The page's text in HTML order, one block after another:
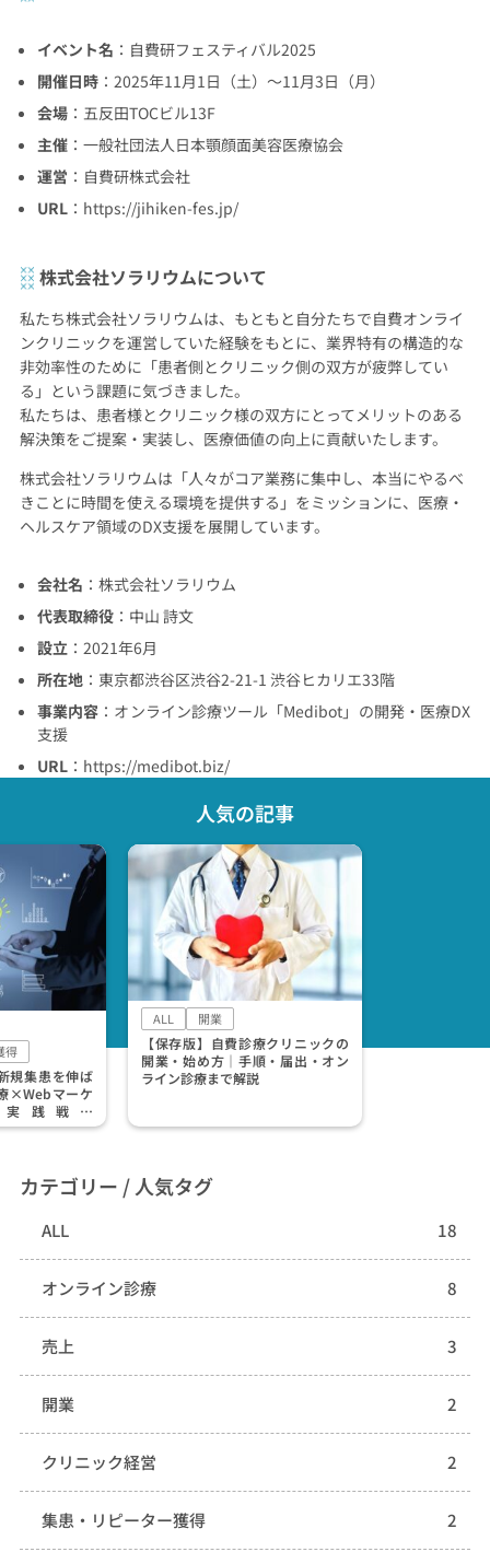
イベント名 ：自費研フェスティバル2025
開催日時 ：2025年11月1日（土）〜11月3日（月）
会場 ：五反田TOCビル13F
主催 ：一般社団法人日本顎顔面美容医療協会
運営 ：自費研株式会社
URL ： https://jihiken-fes.jp/
株式会社ソラリウムについて
私たち株式会社ソラリウムは、もともと自分たちで自費オンライ
ンクリニックを運営していた経験をもとに、業界特有の構造的な
非効率性のために「患者側とクリニック側の双方が疲弊してい
る」という課題に気づきました。
私たちは、患者様とクリニック様の双方にとってメリットのある
解決策をご提案・実装し、医療価値の向上に貢献いたします。
株式会社ソラリウムは「人々がコア業務に集中し、本当にやるべ
きことに時間を使える環境を提供する」をミッションに、医療・
ヘルスケア領域のDX支援を展開しています。
会社名 ：株式会社ソラリウム
代表取締役 ：中山 詩文
設立 ：2021年6月
所在地 ：東京都渋谷区渋谷2-21-1 渋谷ヒカリエ33階
事業内容 ：オンライン診療ツール「Medibot」の開発・医療DX
支援
URL ： https://medibot.biz/
人気の記事
得
規集患を伸ば
×Webマーケ
践戦略
告）
ALL 開業
【保存版】自費診療クリニックの
開業・始め方｜手順・届出・オン
ライン診療まで解説
カテゴリー / 人気タグ
ALL 18
オンライン診療 8
売上 3
開業 2
クリニック経営 2
集患・リピーター獲得 2